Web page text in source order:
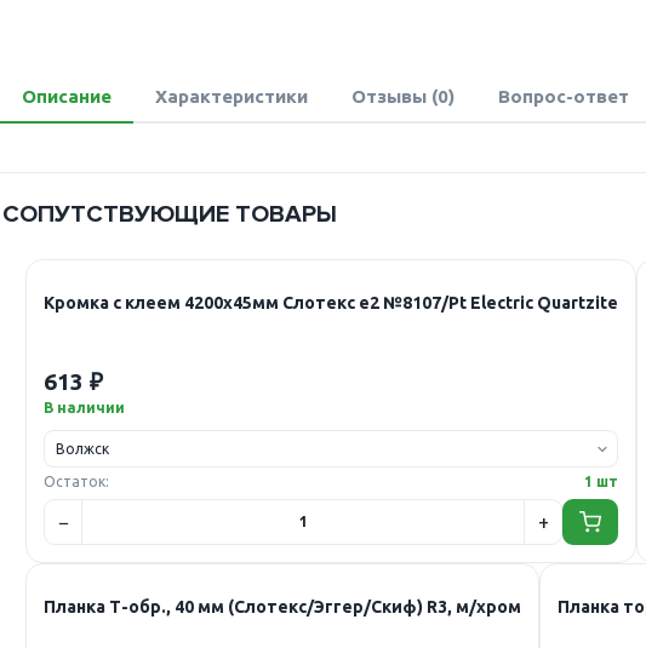
Описание Характеристики Отзывы (0) Вопрос-ответ
СОПУТСТВУЮЩИЕ ТОВАРЫ
Кромка с клеем 4200х45мм Слотекс е2 №8107/Pt Electric Quartzite
613 ₽
В наличии
Остаток: 1 шт
Планка Т-обр., 40 мм (Слотекс/Эггер/Скиф) R3, м/хром Планка